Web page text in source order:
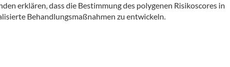
erklären, dass die Bestimmung des polygenen Risikoscores in
Behandlungsmaßnahmen zu entwickeln.